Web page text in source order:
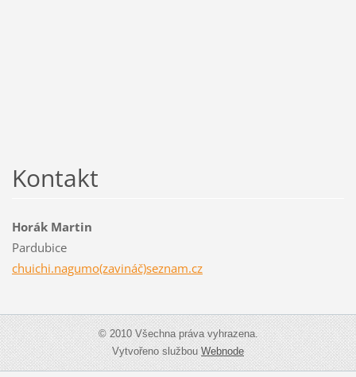
Kontakt
Horák Martin
Pardubice
chuichi.nagumo(zavináč)seznam.cz
© 2010 Všechna práva vyhrazena.
Vytvořeno službouWebnode